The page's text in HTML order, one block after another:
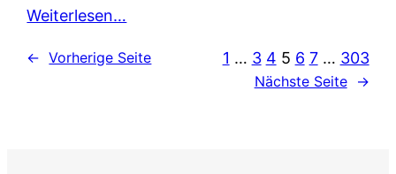
Weiterlesen…
← Vorherige Seite 1 … 3 4 5 6 7 … 303
Nächste Seite →